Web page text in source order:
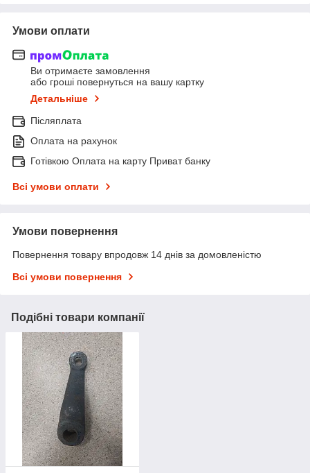
Умови оплати
Ви отримаєте замовлення
або гроші повернуться на вашу картку
Детальніше
Післяплата
Оплата на рахунок
Готівкою Оплата на карту Приват банку
Всі умови оплати
Умови повернення
Повернення товару впродовж 14 днів за домовленістю
Всі умови повернення
Подібні товари компанії